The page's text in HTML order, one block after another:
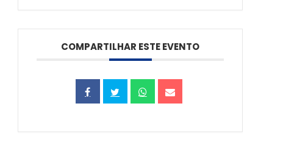
COMPARTILHAR ESTE EVENTO